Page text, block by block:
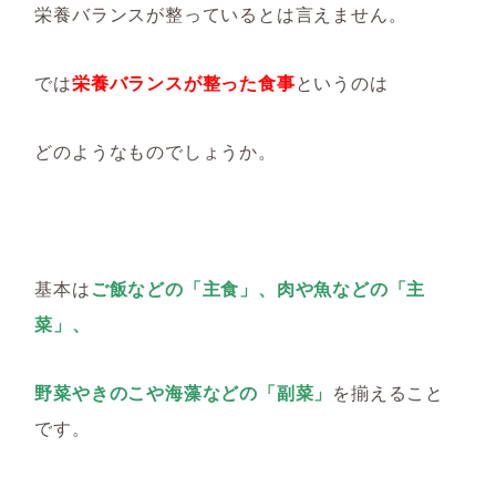
栄養バランスが整っているとは言えません。
では栄養バランスが整った食事というのは
どのようなものでしょうか。
基本はご飯などの「主食」、肉や魚などの「主
菜」、
野菜やきのこや海藻などの「副菜」 を揃えること
です。